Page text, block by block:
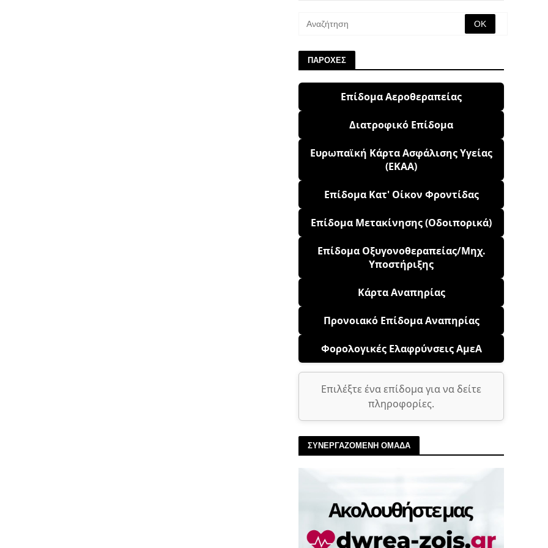
ΠΑΡΟΧΕΣ
Επίδομα Αεροθεραπείας
Διατροφικό Επίδομα
Ευρωπαϊκή Κάρτα Ασφάλισης Υγείας
(ΕΚΑΑ)
Επίδομα Κατ' Οίκον Φροντίδας
Επίδομα Μετακίνησης (Οδοιπορικά)
Επίδομα Οξυγονοθεραπείας/Μηχ.
Υποστήριξης
Κάρτα Αναπηρίας
Προνοιακό Επίδομα Αναπηρίας
Φορολογικές Ελαφρύνσεις ΑμεΑ
Επιλέξτε ένα επίδομα για να δείτε
πληροφορίες.
ΣΥΝΕΡΓΑΖΟΜΕΝΗ ΟΜΑΔΑ